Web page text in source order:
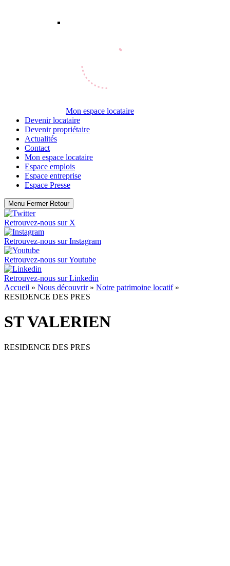
Mon espace locataire
Devenir locataire
Devenir propriétaire
Actualités
Contact
Mon espace locataire
Espace emplois
Espace entreprise
Espace Presse
Menu Fermer Retour
Retrouvez-nous sur X
Retrouvez-nous surInstagram
Retrouvez-nous surYoutube
Retrouvez-nous surLinkedin
Accueil » Nous découvrir» Notre patrimoine locatif»
RESIDENCE DES PRES
ST VALERIEN
RESIDENCE DES PRES